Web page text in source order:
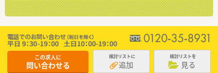
この求人に
問い合わせる
検討リストに
追加
検討リストを
見る